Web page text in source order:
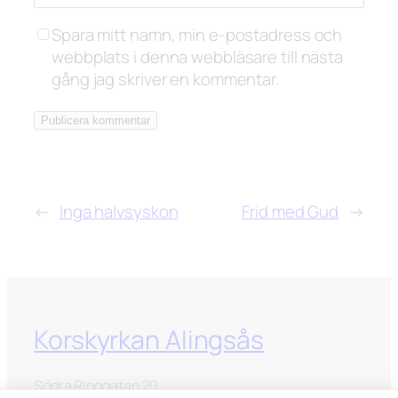
Spara mitt namn, min e-postadress och
webbplats i denna webbläsare till nästa
gång jag skriver en kommentar.
← Inga halvsyskon Frid med Gud →
Korskyrkan Alingsås
Södra Ringgatan 20